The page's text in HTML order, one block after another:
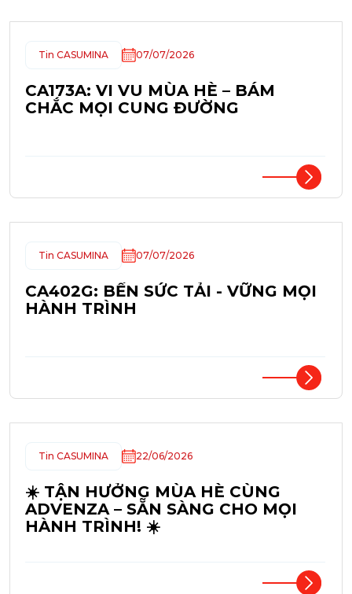
Tin CASUMINA 07/07/2026
CA173A: VI VU MÙA HÈ – BÁM
CHẮC MỌI CUNG ĐƯỜNG
Tin CASUMINA 07/07/2026
CA402G: BỀN SỨC TẢI - VỮNG MỌI
HÀNH TRÌNH
Tin CASUMINA 22/06/2026
☀️ TẬN HƯỞNG MÙA HÈ CÙNG
ADVENZA – SẴN SÀNG CHO MỌI
HÀNH TRÌNH! ☀️